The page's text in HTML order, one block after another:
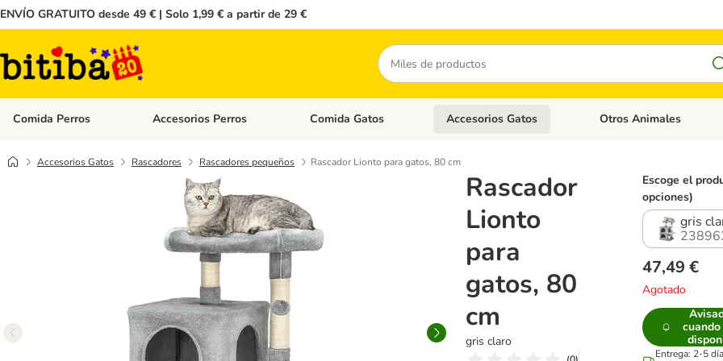
ENVÍO GRATUITO desde 49 € | Solo 1,99 € a partir de 29 €
Buscar
Comida Perros Menú de categoria abierto: Comida Perros
Accesorios Perros Menú de categoria abierto: Accesorios Perros
Comida Gatos Menú de categoria abierto: Comida Gatos
Accesorios Gatos Menú de categoria abierto:
Otros Animales
Accesorios Gatos Rascadores Rascadores pequeños Rascador Lionto para gatos, 80 cm
Rascador
Lionto
para
gatos, 80
cm
gris claro
Escoge el
opciones)
gris
47,49 €
Agotado
Entrega: 2-5